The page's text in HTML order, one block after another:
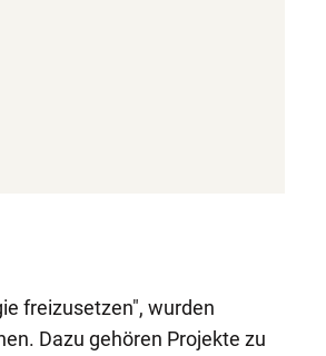
freizusetzen", wurden
Dazu gehören Projekte zu